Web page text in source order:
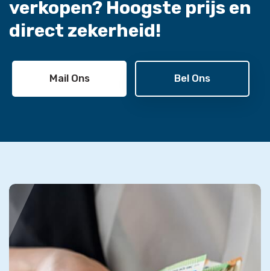
verkopen? Hoogste prijs en
direct zekerheid!
Mail Ons Bel Ons